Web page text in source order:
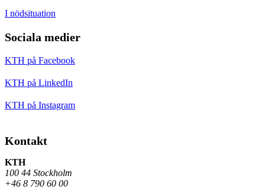
I nödsituation
Sociala medier
KTH på Facebook
KTH på LinkedIn
KTH på Instagram
Kontakt
KTH
100 44 Stockholm
+46 8 790 60 00